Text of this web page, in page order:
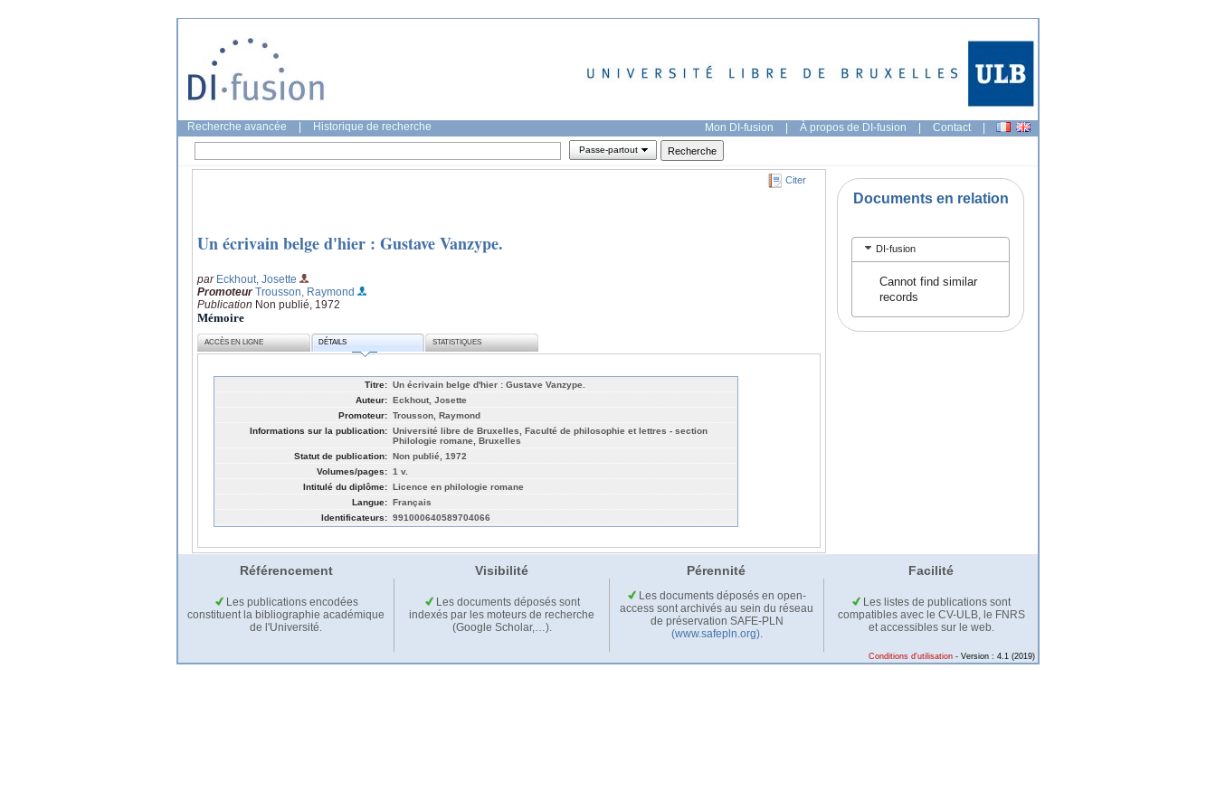
Recherche avancée Historique de recherche Mon DI-fusion | À propos de DI-fusion | Contact |
Passe-partout
Citer
Un écrivain belge d'hier : Gustave Vanzype.
par Eckhout, Josette
Promoteur Trousson, Raymond
Publication Non publié, 1972
Mémoire
ACCÈS EN LIGNE DÉTAILS STATISTIQUES
Titre: Un écrivain belge d'hier : Gustave Vanzype.
Auteur: Eckhout, Josette
Promoteur: Trousson, Raymond
Informations sur la publication: Université libre de Bruxelles, Faculté de philosophie et lettres - section
Philologie romane, Bruxelles
Statut de publication: Non publié, 1972
Volumes/pages: 1 v.
Intitulé du diplôme: Licence en philologie romane
Langue: Français
Identificateurs: 991000640589704066
Documents en relation
DI-fusion
Cannot find similar
records
Référencement Visibilité Pérennité Facilité
Les publications encodées
constituent la bibliographie académique
de l'Université.
Les documents déposés sont
indexés par les moteurs de recherche
(Google Scholar,…).
Les documents déposés en open-
access sont archivés au sein du réseau
de préservation SAFE-PLN
(www.safepln.org).
Les listes de publications sont
compatibles avec le CV-ULB, le FNRS
et accessibles sur le web.
Conditions d'utilisation - Version : 4.1 (2019)